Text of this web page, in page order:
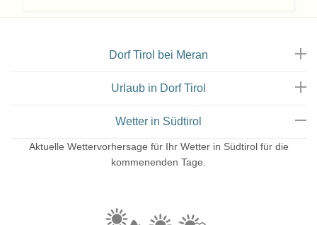
Dorf Tirol bei Meran
Urlaub in Dorf Tirol
Wetter in Südtirol
Aktuelle Wettervorhersage für Ihr Wetter in Südtirol für die
kommenenden Tage.